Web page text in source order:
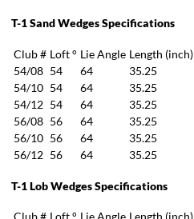
T-1 Sand Wedges Specifications
Club # Loft ° Lie Angle Length (inch)
54/08 54 64 35.25
54/10 54 64 35.25
54/12 54 64 35.25
56/08 56 64 35.25
56/10 56 64 35.25
56/12 56 64 35.25
T-1 Lob Wedges Specifications